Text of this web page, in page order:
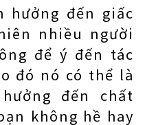
hưởng đến giấc
nhiều người
để ý đến tác
đó nó có thể là
đến chất
không hề hay